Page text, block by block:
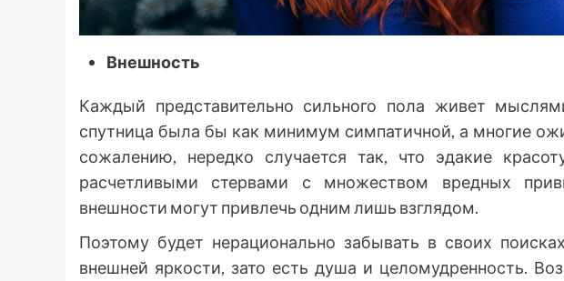
Внешность
Каждый представительно сильного пола живет
спутница была бы как минимум симпатичной, а многие
сожалению, нередко случается так, что эдакие
расчетливыми стервами с множеством вредных
внешности могут привлечь одним лишь взглядом.
Поэтому будет нерационально забывать в своих
внешней яркости, зато есть душа и целомудренность.